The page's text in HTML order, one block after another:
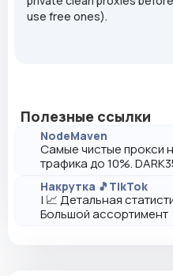
use free ones).
Полезные ссылки
NodeMaven
Самые чистые прокси
трафика до 10%.
Накрутка 🎵TikTok
| 📈 Детальная
Большой ассортимент